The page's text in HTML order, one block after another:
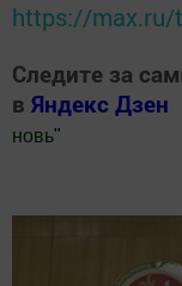
https://max.ru/
Следите за
в Яндекс Дзен
новь"